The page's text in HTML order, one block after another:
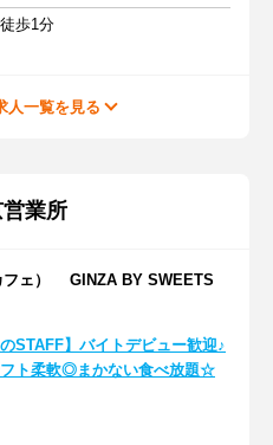
歩1分
人一覧を見る
業所
フェ） GINZA BY SWEETS
のSTAFF】バイトデビュー歓迎♪
ト柔軟◎まかない食べ放題☆